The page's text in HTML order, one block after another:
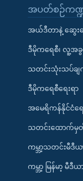
အပတ်စဉ်ကဏ္ဍ
အယ်ဒီတာနဲ့ ဆွေးနွ
ဒီမိုကရေစီ၊ လူ့အခွ
သတင်းသုံးသပ်ခ
ဒီမိုကရေစီရေးရာ
အမေရိကန်နိုင်ငံရေ
သတင်းထောက်မှ
ကမ္ဘာ့သတင်းမီဒီ
ကမ္ဘာ့ မြန်မာ့ မီဒီ